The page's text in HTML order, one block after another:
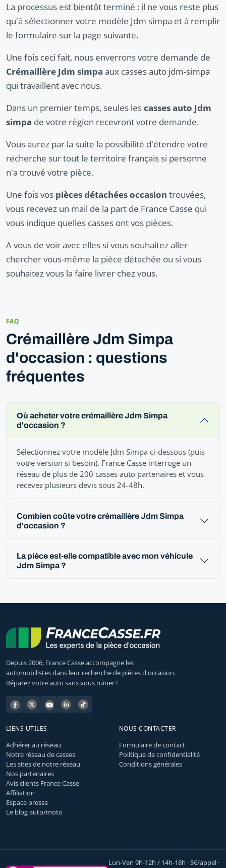
La processus est bientôt terminé : il ne vous reste plus
qu'à sélectionner votre modèle Jdm simpa et à remplir
le formulaire sur la page suivante.
Une fois ceci fait, nous enverrons votre demande de
Crémaillère Jdm simpa aux casses auto jdm-simpa
qui travaillent avec nous.
Dans un premier temps, seules lescasses auto Jdm
simpa de votre région recevront votre demande.
Vous aurez par la suite la possibilité d'étendre votre
recherche sur tout le territoire français si personne
n'a trouvé votre pièce.
Une fois vos pièces détachées occasion trouvées,
vous recevez un mail de la part de France Casse qui
vous indique quelles casses ont vos pièces.
A vous de voir avec elles si vous souhaitez aller
chercher vous-même la pièce détachée ou si vous
souhaitez vous la faire livrer chez vous.
FAQ
Crémaillère Jdm Simpa
d'occasion : questions
fréquentes
Où acheter votre crémaillère Jdm Simpa
d'occasion ?
Sélectionnez votre modèle Jdm Simpa ci-dessous (puis
votre version si besoin). France Casse interroge un
réseau de plus de 200 casses auto partenaires et vous
recevez plusieurs devis sous 24-48h.
Combien coûte votre crémaillère Jdm Simpa
d'occasion ?
La pièce est-elle compatible avec mon véhicule
Jdm Simpa ?
Depuis 2006, France Casse accompagne les
automobilistes dans leur recherche de pièces d'occasion.
Réparez votre auto sans vous ruiner !
LIENS UTILES
Adhérer au réseau
Notre réseau de casses
Les sites de notre réseau
Nos partenaires
Avis clients France Casse
Affiliation
Espace presse
Le blog auto/moto
NOUS CONTACTER
Formulaire de contact
Politique de confidentialité
Conditions générales
Lun-Ven 9h-12h / 14h-18h · 3€/appel ·